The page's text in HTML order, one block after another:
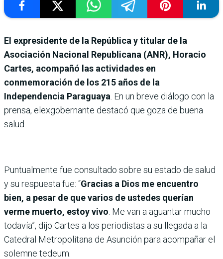
El expresidente de la República y titular de la
Asociación Nacional Republicana (ANR), Horacio
Cartes, acompañó las actividades en
conmemoración de los 215 años de la
Independencia Paraguaya . En un breve diálogo con la
prensa, elexgobernante destacó que goza de buena
salud.
Puntualmente fue consultado sobre su estado de salud
y su respuesta fue: “Gracias a Dios me encuentro
bien, a pesar de que varios de ustedes querían
verme muerto, estoy vivo . Me van a aguantar mucho
todavía”, dijo Cartes a los periodistas a su llegada a la
Catedral Metropolitana de Asunción para acompañar el
solemne tedeum.